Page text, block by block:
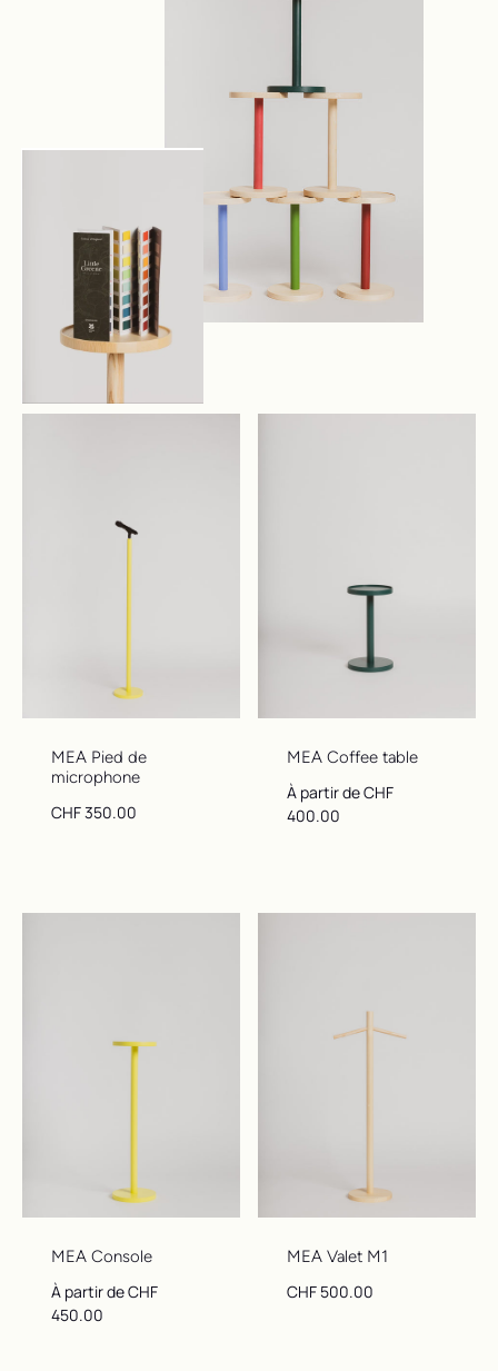
MEA Pied de
microphone
Prix ​​régulier
CHF 350.00
MEA Coffee table
Prix ​​régulier
À partir de CHF
400.00
MEA Console
Prix ​​régulier
À partir de CHF
450.00
MEA Valet M1
Prix ​​régulier
CHF 500.00